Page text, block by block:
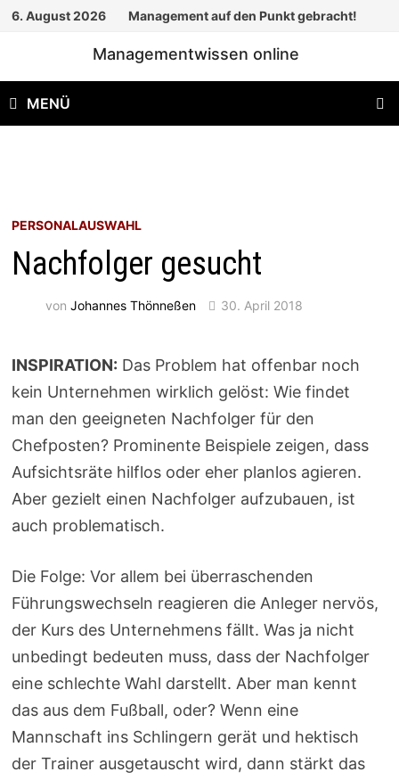
Zum
6. August 2026 Management auf den Punkt gebracht!
Managementwissen online
MENÜ
PERSONALAUSWAHL
Nachfolger gesucht
vonJohannes Thönneßen 30. April 2018
INSPIRATION: Das Problem hat offenbar noch
kein Unternehmen wirklich gelöst: Wie findet
man den geeigneten Nachfolger für den
Chefposten? Prominente Beispiele zeigen, dass
Aufsichtsräte hilflos oder eher planlos agieren.
Aber gezielt einen Nachfolger aufzubauen, ist
auch problematisch.
Die Folge: Vor allem bei überraschenden
Führungswechseln reagieren die Anleger nervös,
der Kurs des Unternehmens fällt. Was ja nicht
unbedingt bedeuten muss, dass der Nachfolger
eine schlechte Wahl darstellt. Aber man kennt
das aus dem Fußball, oder? Wenn eine
Mannschaft ins Schlingern gerät und hektisch
der Trainer ausgetauscht wird, dann stärkt das